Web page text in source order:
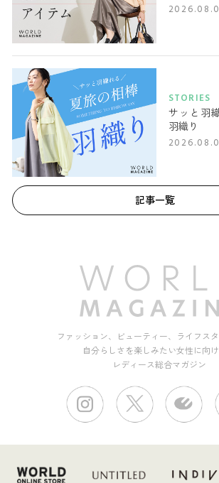
STORIES
サッと羽
羽織り
記事一覧
ファッション、ビューティー、ライフスタ
自分らしさを楽しみたい女性に向け
レディース総合マガジン